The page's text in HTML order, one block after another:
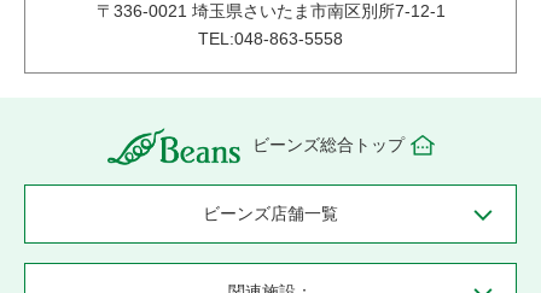
〒 336-0021 埼玉県さいたま市南区別所7-12-1
TEL:048-863-5558
ビーンズ総合トップ
ビーンズ店舗一覧